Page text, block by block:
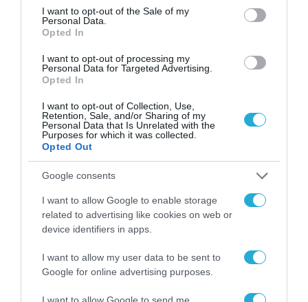
consent section.
I want to opt-out of the Sale of my
Personal Data.
Opted In
I want to opt-out of processing my
Personal Data for Targeted Advertising.
Opted In
I want to opt-out of Collection, Use,
Retention, Sale, and/or Sharing of my
Personal Data that Is Unrelated with the
Purposes for which it was collected.
Opted Out
Google consents
I want to allow Google to enable storage
related to advertising like cookies on web or
device identifiers in apps.
I want to allow my user data to be sent to
Google for online advertising purposes.
I want to allow Google to send me
ΡΟΗ ΕΙΔΗΣΕΩΝ
Το χρηματοδοτούμενο
από την ΕΕ έργο “The
Gaming Police”
ενισχύει την ασφάλεια
των παιδιών στο
διαδίκτυο
31.07.2026
ΑΑΔΕ: Διευκρινίσεις
για τα πρόστιμα σε
παραβάσεις που
31.07.2026